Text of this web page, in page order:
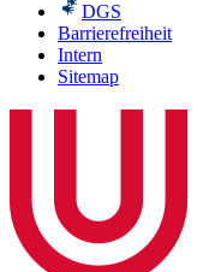
DGS
Barrierefreiheit
Intern
Sitemap